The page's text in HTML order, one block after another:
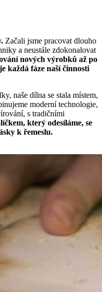
Začali jsme pracovat dlouho
a neustále zdokonalovat
nových výrobků až po
každá fáze naší činnosti
naše dílna se stala místem,
moderní technologie,
s tradičními
který odesíláme, se
k řemeslu.